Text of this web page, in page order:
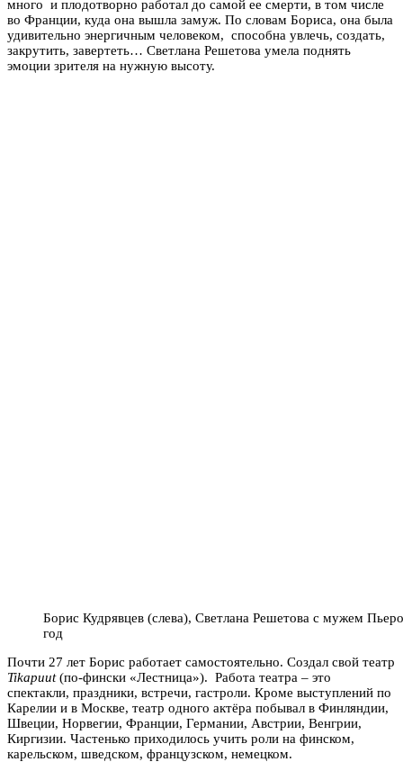
много и плодотворно работал до самой ее смерти, в том числе
во Франции, куда она вышла замуж. По словам Бориса, она была
удивительно энергичным человеком, способна увлечь, создать,
закрутить, завертеть… Светлана Решетова умела поднять
эмоции зрителя на нужную высоту.
Борис Кудрявцев (слева), Светлана Решетова с мужем
год
Почти 27 лет Борис работает самостоятельно. Создал свой театр
Tikapuut(по-фински «Лестница»). Работа театра – это
спектакли, праздники, встречи, гастроли. Кроме выступлений по
Карелии и в Москве, театр одного актёра побывал в Финляндии,
Швеции, Норвегии, Франции, Германии, Австрии, Венгрии,
Киргизии. Частенько приходилось учить роли на финском,
карельском, шведском, французском, немецком.